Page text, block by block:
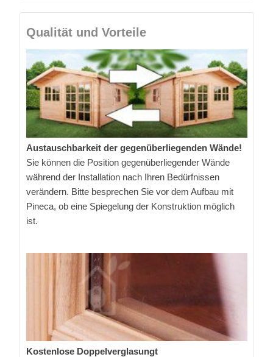
Qualität und Vorteile
Austauschbarkeit der gegenüberliegenden Wände!
Sie können die Position gegenüberliegender Wände
während der Installation nach Ihren Bedürfnissen
verändern. Bitte besprechen Sie vor dem Aufbau mit
Pineca, ob eine Spiegelung der Konstruktion möglich
ist.
Kostenlose Doppelverglasungt